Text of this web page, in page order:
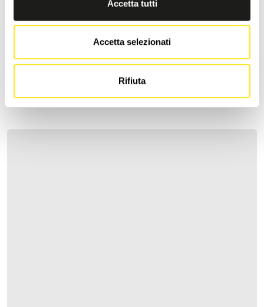
Accetta tutti
Accetta selezionati
Rifiuta
Richiedi informazioni